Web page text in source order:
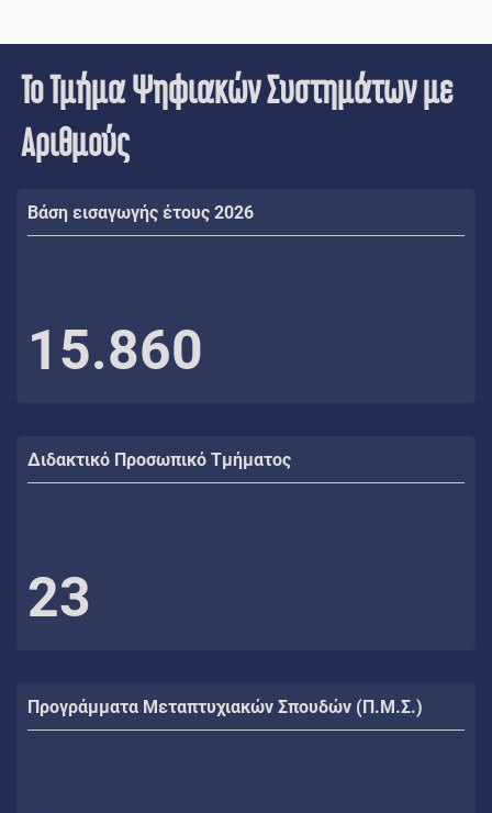
Το Τμήμα Ψηφιακών Συστημάτων με
Αριθμούς
Βάση εισαγωγής έτους 2026
15.860
Διδακτικό Προσωπικό Τμήματος
23
Προγράμματα Μεταπτυχιακών Σπουδών (Π.Μ.Σ.)